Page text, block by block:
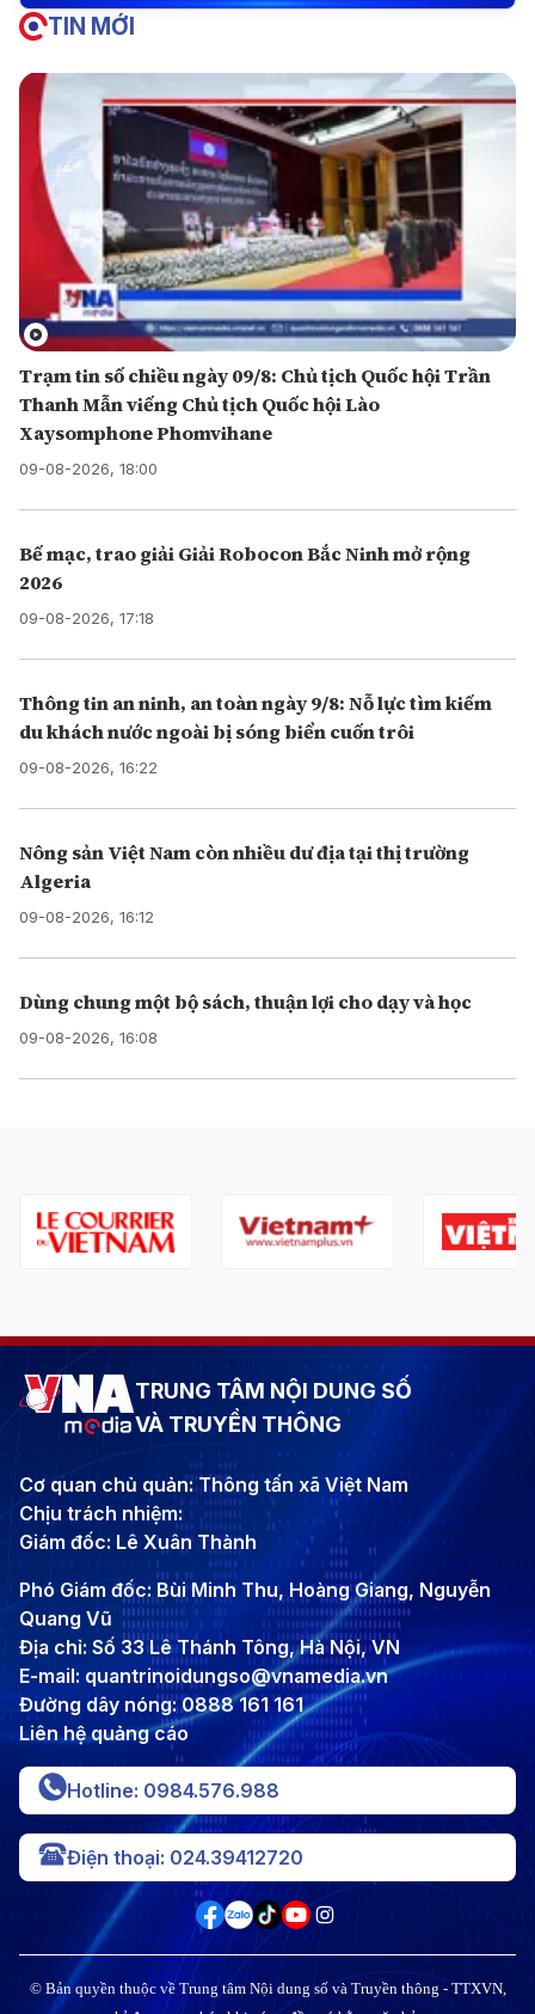
TIN MỚI
Trạm tin số chiều ngày 09/8: Chủ tịch Quốc hội Trần
Thanh Mẫn viếng Chủ tịch Quốc hội Lào
Xaysomphone Phomvihane
09-08-2026, 18:00
Bế mạc, trao giải Giải Robocon Bắc Ninh mở rộng
2026
09-08-2026, 17:18
Thông tin an ninh, an toàn ngày 9/8: Nỗ lực tìm kiếm
du khách nước ngoài bị sóng biển cuốn trôi
09-08-2026, 16:22
Nông sản Việt Nam còn nhiều dư địa tại thị trường
Algeria
09-08-2026, 16:12
Dùng chung một bộ sách, thuận lợi cho dạy và học
09-08-2026, 16:08
TRUNG TÂM NỘI DUNG SỐ
VÀ TRUYỀN THÔNG
Cơ quan chủ quản: Thông tấn xã Việt Nam
Chịu trách nhiệm:
Giám đốc: Lê Xuân Thành
Phó Giám đốc: Bùi Minh Thu, Hoàng Giang, Nguyễn
Quang Vũ
Địa chỉ: Số 33 Lê Thánh Tông, Hà Nội, VN
E-mail: quantrinoidungso@vnamedia.vn
Đường dây nóng: 0888 161 161
Liên hệ quảng cáo
Hotline: 0984.576.988
Điện thoại: 024.39412720
© Bản quyền thuộc về Trung tâm Nội dung số và Truyền thông - TTXVN,